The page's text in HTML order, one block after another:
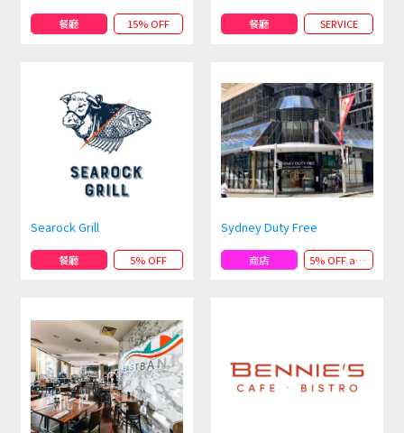
餐廳 15% OFF 餐廳 SERVICE
Searock Grill
餐廳 5% OFF
Sydney Duty Free
商店 5% OFF andPRESENT